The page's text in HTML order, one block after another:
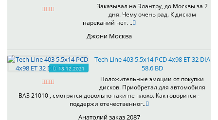
Заказывал на Элантру, до Москвы за 2
дня. Чему очень рад. К дискам
нареканий нет. ..
Джони Москва
18.12.2021
Tech Line 403 5.5x14 PCD 4x98 ET 32 DIA
58.6 BD
Положительные эмоции от покупки
дисков. Приобретал для автомобиля
ВАЗ 21010 , смотрятся довольно таки не плохо. Как говорится -
поддержи отечественног..
Анатолий заказ 2087